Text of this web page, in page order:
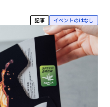
記事 イベントのはなし